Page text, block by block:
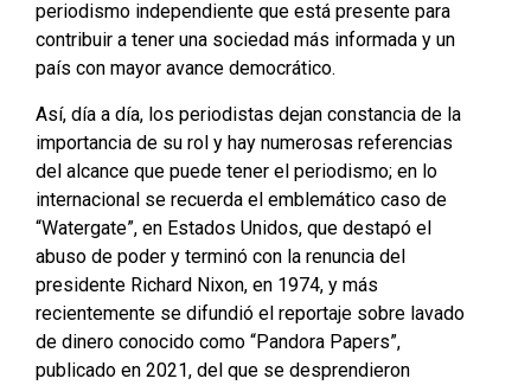
periodismo independiente que está presente para
contribuir a tener una sociedad más informada y un
país con mayor avance democrático.
Así, día a día, los periodistas dejan constancia de la
importancia de su rol y hay numerosas referencias
del alcance que puede tener el periodismo; en lo
internacional se recuerda el emblemático caso de
“Watergate”, en Estados Unidos, que destapó el
abuso de poder y terminó con la renuncia del
presidente Richard Nixon, en 1974, y más
recientemente se difundió el reportaje sobre lavado
de dinero conocido como “Pandora Papers”,
publicado en 2021, del que se desprendieron